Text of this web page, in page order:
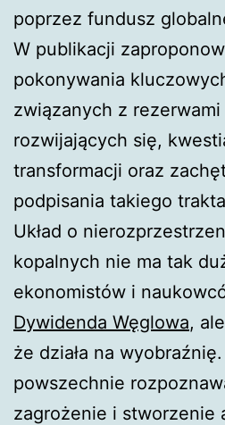
poprzez fundusz
W publikacji
pokonywania
związanych z
rozwijających się,
transformacji oraz
podpisania takiego
Układ o
kopalnych nie ma tak
ekonomistów i
Dywidenda Węglowa,
że działa na
powszechnie
zagrożenie i stworzenie